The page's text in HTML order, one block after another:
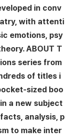
in conv
with attenti
emotions, psy
ABOUT T
series from
of titles i
sized boo
a new subject
analysis, p
to make inter